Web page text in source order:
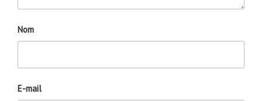
Nom
E-mail